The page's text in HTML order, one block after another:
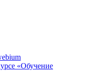
«Обучение